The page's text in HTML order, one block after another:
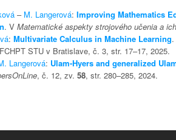
– M. Langerová: Improving Mathematics
. V Matematické aspekty strojového učenia a
: Multivariate Calculus in Machine Learning
STU v Bratislave, č. 3, str. 17–17, 2025.
Langerová: Ulam-Hyers and generalized
, č. 12, zv. 58, str. 280–285, 2024.